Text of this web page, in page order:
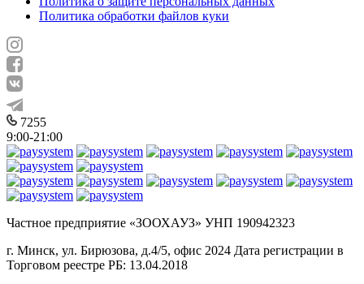
Политика обработки файлов куки
7255
9:00-21:00
Частное предприятие «ЗООХАУЗ» УНП 190942323
г. Минск, ул. Бирюзова, д.4/5, офис 2024 Дата регистрации в
Торговом реестре РБ: 13.04.2018